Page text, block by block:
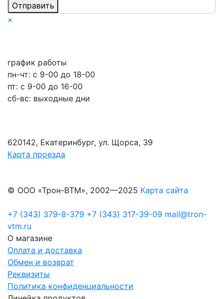
Отправить
×
график работы
пн-чт: c 9-00 до 18-00
пт: с 9-00 до 16-00
сб-вс: выходные дни
620142, Екатеринбург, ул. Щорса, 39
Карта проезда
© ООО «Трон-ВТМ», 2002—2025 Карта сайта
+7 (343) 379-8-379 +7 (343) 317-39-09 mail@tron-
vtm.ru
О магазине
Оплата и доставка
Обмен и возврат
Реквизиты
Политика конфиденциальности